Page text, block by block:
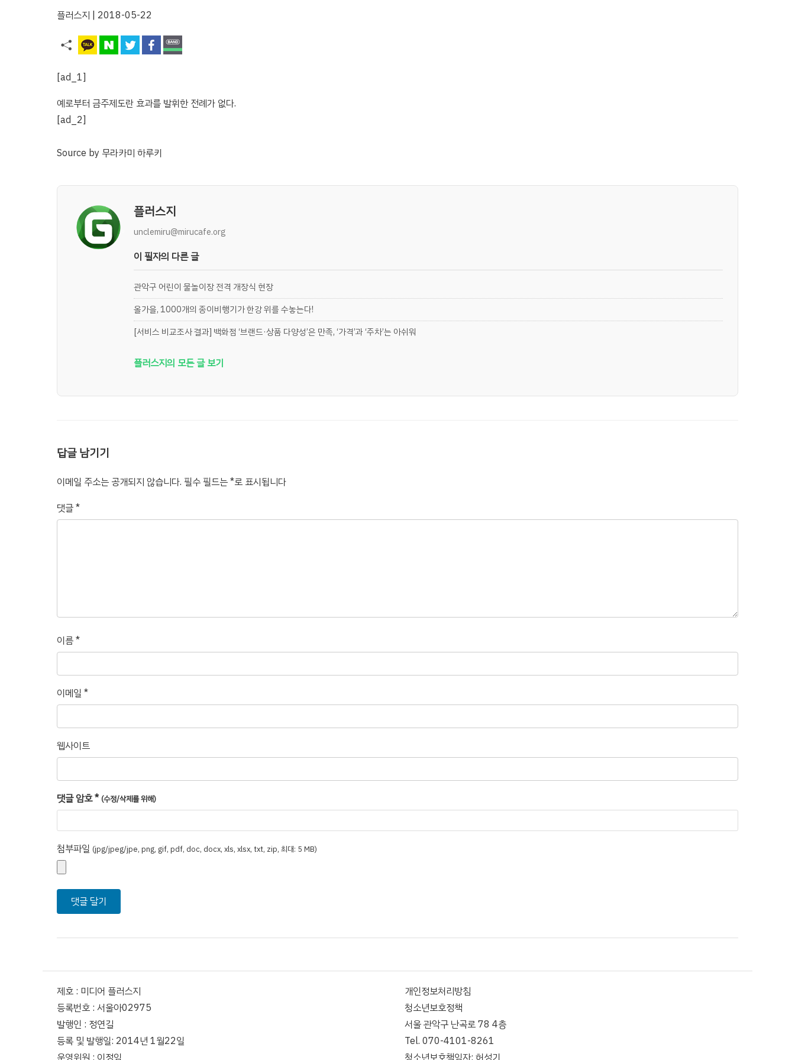
플러스지 | 2018-05-22
[ad_1]
예로부터 금주제도란 효과를 발휘한 전례가 없다.
[ad_2]
Source by 무라카미 하루키
플러스지
unclemiru@mirucafe.org
이 필자의 다른 글
관악구 어린이 물놀이장 전격 개장식 현장
올가을, 1000개의 종이비행기가 한강 위를 수놓는다!
[서비스 비교조사 결과] 백화점 ‘브랜드·상품 다양성’은 만족, ‘가격’과 ‘주차’는 아쉬워
플러스지의 모든 글 보기
답글 남기기
이메일 주소는 공개되지 않습니다. 필수 필드는*로 표시됩니다
댓글*
이름*
이메일 *
웹사이트
댓글 암호* (수정/삭제를 위해)
첨부파일 (jpg/jpeg/jpe, png, gif, pdf, doc, docx, xls, xlsx, txt, zip, 최대: 5 MB)
제호 : 미디어 플러스지
등록번호 : 서울아02975
발행인 : 정연길
등록 및 발행일: 2014년 1월22일
개인정보처리방침
청소년보호정책
서울 관악구 난곡로 78 4층
Tel. 070-4101-8261